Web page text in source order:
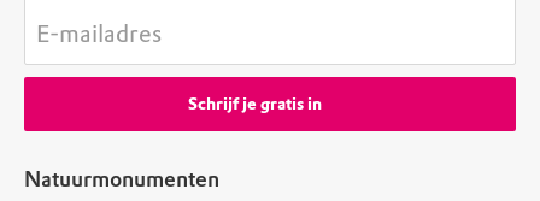
Natuurmonumenten
E-mailadres
Schrijf je gratis in